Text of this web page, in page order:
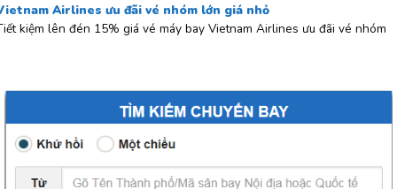
Airlines ưu đãi vé nhóm lớn giá nhỏ
kiệm lên đén 15% giá vé máy bay Vietnam Airlines ưu đãi vé nhóm